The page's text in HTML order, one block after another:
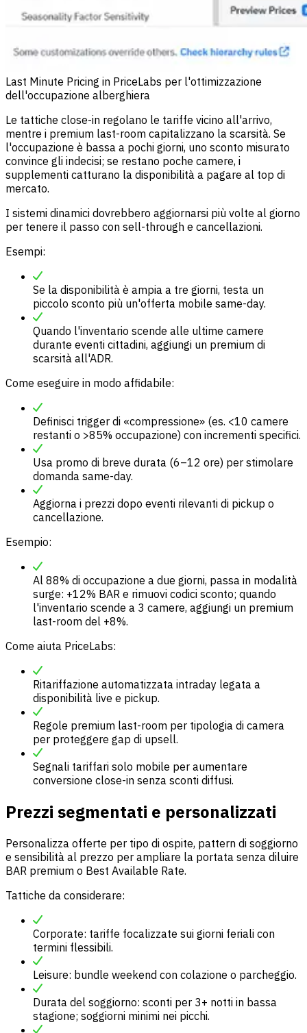
Last Minute Pricing in PriceLabs per l'ottimizzazione
dell'occupazione alberghiera
Le tattiche close-in regolano le tariffe vicino all'arrivo,
mentre i premium last-room capitalizzano la scarsità. Se
l'occupazione è bassa a pochi giorni, uno sconto misurato
convince gli indecisi; se restano poche camere, i
supplementi catturano la disponibilità a pagare al top di
mercato.
I sistemi dinamici dovrebbero aggiornarsi più volte al giorno
per tenere il passo con sell-through e cancellazioni.
Esempi:
Se la disponibilità è ampia a tre giorni, testa un
piccolo sconto più un'offerta mobile same-day.
Quando l'inventario scende alle ultime camere
durante eventi cittadini, aggiungi un premium di
scarsità all'ADR.
Come eseguire in modo affidabile:
Definisci trigger di «compressione» (es. <10 camere
restanti o >85% occupazione) con incrementi specifici.
Usa promo di breve durata (6–12 ore) per stimolare
domanda same-day.
Aggiorna i prezzi dopo eventi rilevanti di pickup o
cancellazione.
Esempio:
Al 88% di occupazione a due giorni, passa in modalità
surge: +12% BAR e rimuovi codici sconto; quando
l'inventario scende a 3 camere, aggiungi un premium
last-room del +8%.
Come aiuta PriceLabs:
Ritariffazione automatizzata intraday legata a
disponibilità live e pickup.
Regole premium last-room per tipologia di camera
per proteggere gap di upsell.
Segnali tariffari solo mobile per aumentare
conversione close-in senza sconti diffusi.
Prezzi segmentati e personalizzati
Personalizza offerte per tipo di ospite, pattern di soggiorno
e sensibilità al prezzo per ampliare la portata senza diluire
BAR premium o Best Available Rate.
Tattiche da considerare:
Corporate: tariffe focalizzate sui giorni feriali con
termini flessibili.
Leisure: bundle weekend con colazione o parcheggio.
Durata del soggiorno: sconti per 3+ notti in bassa
stagione; soggiorni minimi nei picchi.